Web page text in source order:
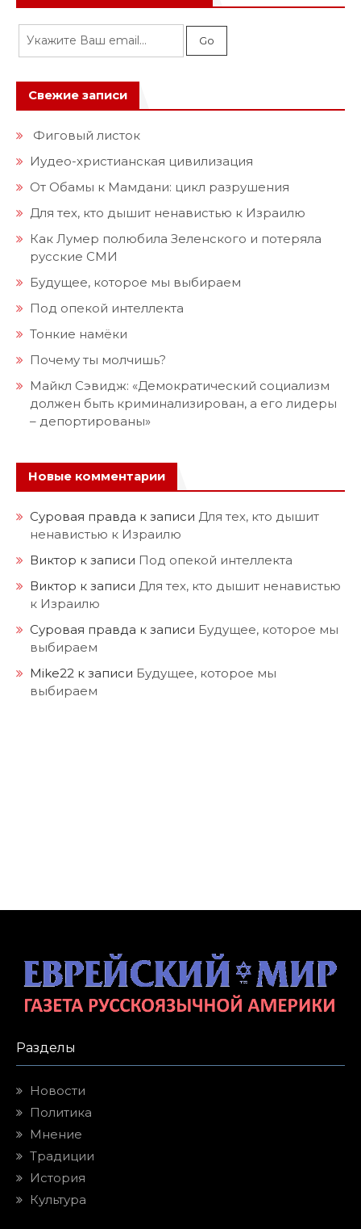
Свежие записи
Фиговый листок
Иудео-христианская цивилизация
От Обамы к Мамдани: цикл разрушения
Для тех, кто дышит ненавистью к Израилю
Как Лумер полюбила Зеленского и потеряла
русские СМИ
Будущее, которое мы выбираем
Под опекой интеллекта
Тонкие намёки
Почему ты молчишь?
Майкл Сэвидж: «Демократический социализм
должен быть криминализирован, а его лидеры
– депортированы»
Новые комментарии
Суровая правда к записи Для тех, кто дышит
ненавистью к Израилю
Виктор к записи Под опекой интеллекта
Виктор к записи Для тех, кто дышит ненавистью
к Израилю
Суровая правда к записи Будущее, которое мы
выбираем
Mike22 к записи Будущее, которое мы
выбираем
Разделы
Новости
Политика
Мнение
Традиции
История
Культура